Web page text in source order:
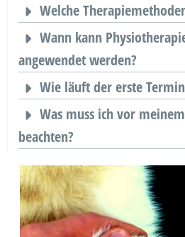
Welche
Wann kann
angewendet werden?
Wie läuft der erste
Was muss ich vor
beachten?